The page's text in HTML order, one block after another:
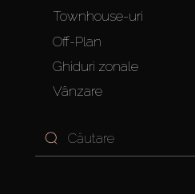
Townhouse-uri
Off-Plan
Ghiduri zonale
Vânzare